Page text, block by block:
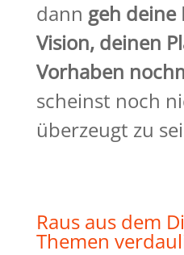
dann geh deine
Vision, deinen
Vorhaben
scheinst noch
überzeugt zu
Raus aus dem
Themen